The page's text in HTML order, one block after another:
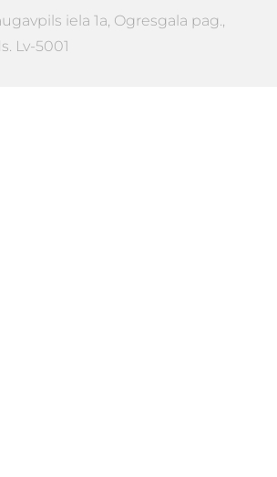
iela 1a, Ogresgala pag.,
Lv-5001